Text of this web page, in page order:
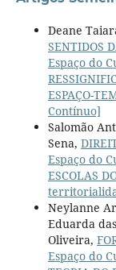
Deane
SENTIDOS
Espaço do
ESPAÇO-
Contínuo]
Salomão
Sena,
Espaço do
ESCOLAS
Neylanne
Eduarda
Oliveira,
Espaço do